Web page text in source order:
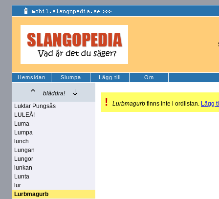
Hemsidan Slumpa Lägg till Om
bläddra!
Luktar Pungsås
LULEÅ!
Luma
Lumpa
lunch
Lungan
Lungor
lunkan
Lunta
lur
Lurbmagurb
! Lurbmagurb finns inte i ordlistan. Lägg